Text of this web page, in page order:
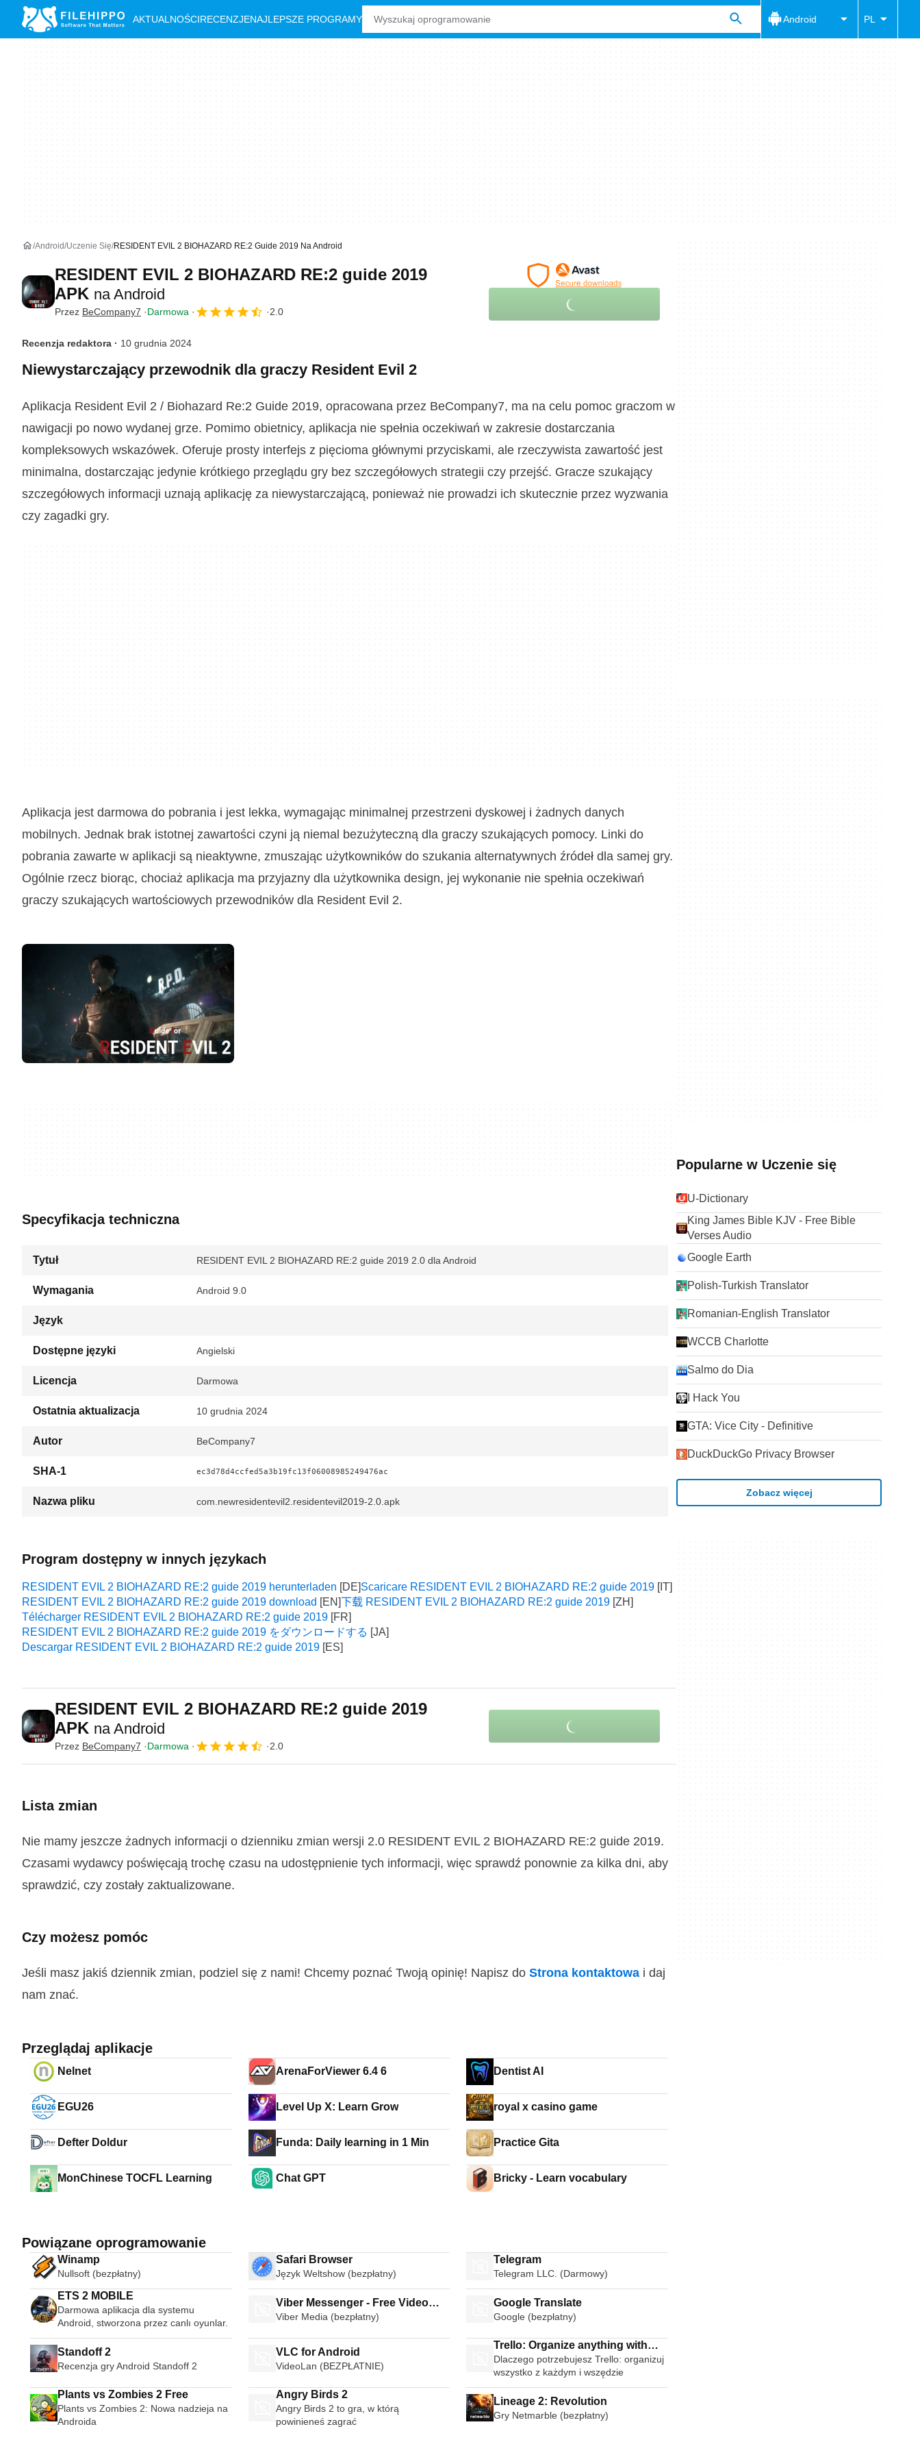
AKTUALNOŚCIRECENZJENAJLEPSZE PROGRAMY Android PL
Android Uczenie Się RESIDENT EVIL 2 BIOHAZARD RE:2 Guide 2019 Na Android
RESIDENT EVIL 2 BIOHAZARD RE:2 guide 2019
APK na Android
Przez BeCompany7 Darmowa 2.0
Recenzja redaktora · 10 grudnia 2024
Niewystarczający przewodnik dla graczy Resident Evil 2
Aplikacja Resident Evil 2 / Biohazard Re:2 Guide 2019, opracowana przez BeCompany7, ma na celu pomoc graczom w
nawigacji po nowo wydanej grze. Pomimo obietnicy, aplikacja nie spełnia oczekiwań w zakresie dostarczania
kompleksowych wskazówek. Oferuje prosty interfejs z pięcioma głównymi przyciskami, ale rzeczywista zawartość jest
minimalna, dostarczając jedynie krótkiego przeglądu gry bez szczegółowych strategii czy przejść. Gracze szukający
szczegółowych informacji uznają aplikację za niewystarczającą, ponieważ nie prowadzi ich skutecznie przez wyzwania
czy zagadki gry.
Aplikacja jest darmowa do pobrania i jest lekka, wymagając minimalnej przestrzeni dyskowej i żadnych danych
mobilnych. Jednak brak istotnej zawartości czyni ją niemal bezużyteczną dla graczy szukających pomocy. Linki do
pobrania zawarte w aplikacji są nieaktywne, zmuszając użytkowników do szukania alternatywnych źródeł dla samej gry.
Ogólnie rzecz biorąc, chociaż aplikacja ma przyjazny dla użytkownika design, jej wykonanie nie spełnia oczekiwań
graczy szukających wartościowych przewodników dla Resident Evil 2.
Specyfikacja techniczna
Tytuł RESIDENT EVIL 2 BIOHAZARD RE:2 guide 2019 2.0 dla Android
Wymagania Android 9.0
Język
Dostępne języki Angielski
Licencja Darmowa
Ostatnia aktualizacja 10 grudnia 2024
Autor BeCompany7
SHA-1 ec3d78d4ccfed5a3b19fc13f06008985249476ac
Nazwa pliku com.newresidentevil2.residentevil2019-2.0.apk
Program dostępny w innych językach
RESIDENT EVIL 2 BIOHAZARD RE:2 guide 2019 herunterladen
Scaricare RESIDENT EVIL 2 BIOHAZARD RE:2 guide 2019
RESIDENT EVIL 2 BIOHAZARD RE:2 guide 2019 download
下载 RESIDENT EVIL 2 BIOHAZARD RE:2 guide 2019
Télécharger RESIDENT EVIL 2 BIOHAZARD RE:2 guide 2019
RESIDENT EVIL 2 BIOHAZARD RE:2 guide 2019 をダウンロードする
Descargar RESIDENT EVIL 2 BIOHAZARD RE:2 guide 2019
RESIDENT EVIL 2 BIOHAZARD RE:2 guide 2019
APK na Android
Przez BeCompany7 Darmowa 2.0
Lista zmian
Nie mamy jeszcze żadnych informacji o dzienniku zmian wersji 2.0 RESIDENT EVIL 2 BIOHAZARD RE:2 guide 2019.
Czasami wydawcy poświęcają trochę czasu na udostępnienie tych informacji, więc sprawdź ponownie za kilka dni, aby
sprawdzić, czy zostały zaktualizowane.
Czy możesz pomóc
Jeśli masz jakiś dziennik zmian, podziel się z nami! Chcemy poznać Twoją opinię! Napisz do Strona kontaktowa i daj
nam znać.
Przeglądaj aplikacje
Nelnet ArenaForViewer 6.4 6 Dentist AI
EGU26 Level Up X: Learn Grow royal x casino game
Defter Doldur Funda: Daily learning in 1 Min Practice Gita
MonChinese TOCFL Learning Chat GPT Bricky - Learn vocabulary
Powiązane oprogramowanie
Winamp
Nullsoft (bezpłatny)
Safari Browser
Język Weltshow (bezpłatny)
Telegram
Telegram LLC. (Darmowy)
ETS 2 MOBILE
Darmowa aplikacja dla systemu
Android, stworzona przez canlı oyunlar.
Viber Messenger - Free Video
Calls Group Chats
Viber Media (bezpłatny)
Google Translate
Google (bezpłatny)
Standoff 2
Recenzja gry Android Standoff 2
VLC for Android
VideoLan (BEZPŁATNIE)
Trello: Organize anything with
anyone anywhere
Dlaczego potrzebujesz Trello: organizuj
wszystko z każdym i wszędzie
Plants vs Zombies 2 Free
Plants vs Zombies 2: Nowa nadzieja na
Androida
Angry Birds 2
Angry Birds 2 to gra, w którą
powinieneś zagrać
Lineage 2: Revolution
Gry Netmarble (bezpłatny)
Popularne w Uczenie się
U-Dictionary
King James Bible KJV - Free Bible
Verses Audio
Google Earth
Polish-Turkish Translator
Romanian-English Translator
WCCB Charlotte
Salmo do Dia
I Hack You
GTA: Vice City - Definitive
DuckDuckGo Privacy Browser
Zobacz więcej